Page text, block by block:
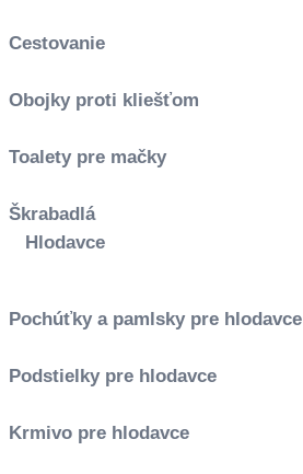
Cestovanie
Obojky proti kliešťom
Toalety pre mačky
Škrabadlá
Hlodavce
Pochúťky a pamlsky pre hlodavce
Podstielky pre hlodavce
Krmivo pre hlodavce